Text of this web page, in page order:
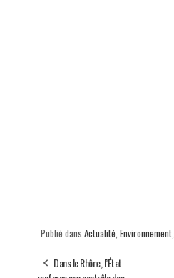
Publié dans Actualité, Environnement,
Dans le Rhône, l’État